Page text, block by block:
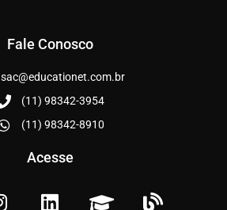
Fale Conosco
sac@educationet.com.br
(11) 98342-3954
(11) 98342-8910
Acesse